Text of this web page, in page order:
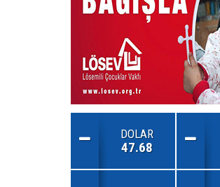
DOLAR
47.68